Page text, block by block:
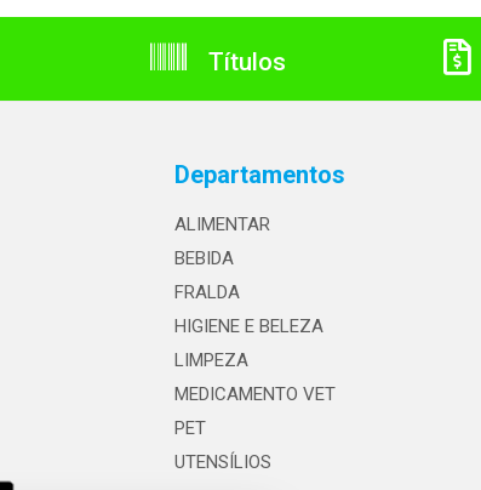
Títulos
Departamentos
ALIMENTAR
BEBIDA
FRALDA
HIGIENE E BELEZA
LIMPEZA
MEDICAMENTO VET
PET
UTENSÍLIOS